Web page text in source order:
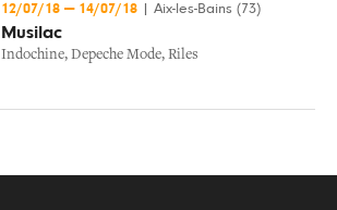
12/07/18 — 14/07/18 Aix-les-Bains (73)
Musilac
Indochine, Depeche Mode, Riles